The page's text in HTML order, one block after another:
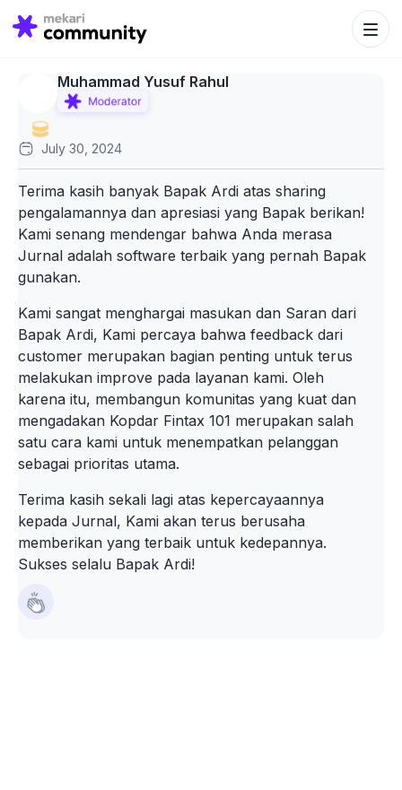
Search
for:
Search
Muhammad Yusuf Rahul
July 30, 2024
Terima kasih banyak Bapak Ardi atas sharing
pengalamannya dan apresiasi yang Bapak berikan!
Kami senang mendengar bahwa Anda merasa
Jurnal adalah software terbaik yang pernah Bapak
gunakan.
Kami sangat menghargai masukan dan Saran dari
Bapak Ardi, Kami percaya bahwa feedback dari
customer merupakan bagian penting untuk terus
melakukan improve pada layanan kami. Oleh
karena itu, membangun komunitas yang kuat dan
mengadakan Kopdar Fintax 101 merupakan salah
satu cara kami untuk menempatkan pelanggan
sebagai prioritas utama.
Terima kasih sekali lagi atas kepercayaannya
kepada Jurnal, Kami akan terus berusaha
memberikan yang terbaik untuk kedepannya.
Sukses selalu Bapak Ardi!